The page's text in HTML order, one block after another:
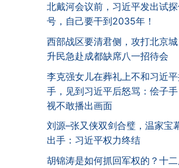
北戴河会议前，习近平发出试
号，自己要干到2035年！
西部战区要清君侧，攻打北京
升民急赴成都缺席八一招待会
李克强女儿在葬礼上不和习近
手，见到习近平后怒骂：侩子
视不敢播出画面
刘源–张又侠双剑合璧，温家宝
出手：习近平权力终结
胡锦涛是如何抓回军权的？十